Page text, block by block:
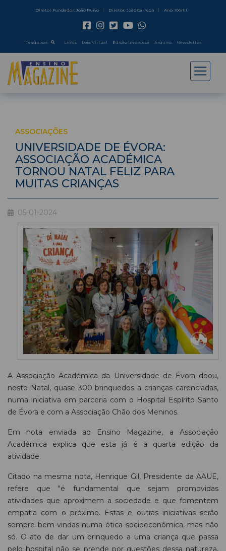
Diretor Fundador: João Ruivo Diretor: João Carrega Ano: XXVIII
Pesquisar Link's Loja Virtual Edição Impressa Arquivo Newsletter
ASSOCIAÇÕES
UNIVERSIDADE DE ÉVORA:
ASSOCIAÇÃO ACADÉMICA
TORNOU NATAL FELIZ PARA
MUITAS CRIANÇAS
05-01-2024
A Associação Académica da Universidade de Évora doou,
neste Natal, quase 300 brinquedos a crianças carenciadas,
numa iniciativa em parceria com o Hospital Espírito Santo
de Évora e com a Associação Chão dos Meninos.
Em nota enviada ao Ensino Magazine, a Associação
Académica explica que esta já é a quarta edição da
atividade.
Citado na mesma nota, Henrique Gil, Presidente da AAUE,
refere que "é fundamental que sejam promovidas
atividades que aproximem a sociedade e que fomentem
empatia com o próximo. Estas e outras iniciativas serão
sempre bem-vindas numa ótica socioeconômica, mas não
só. O ato de dar um brinquedo a uma criança que passa
pelo hospital não se prende por questões dessa natureza,